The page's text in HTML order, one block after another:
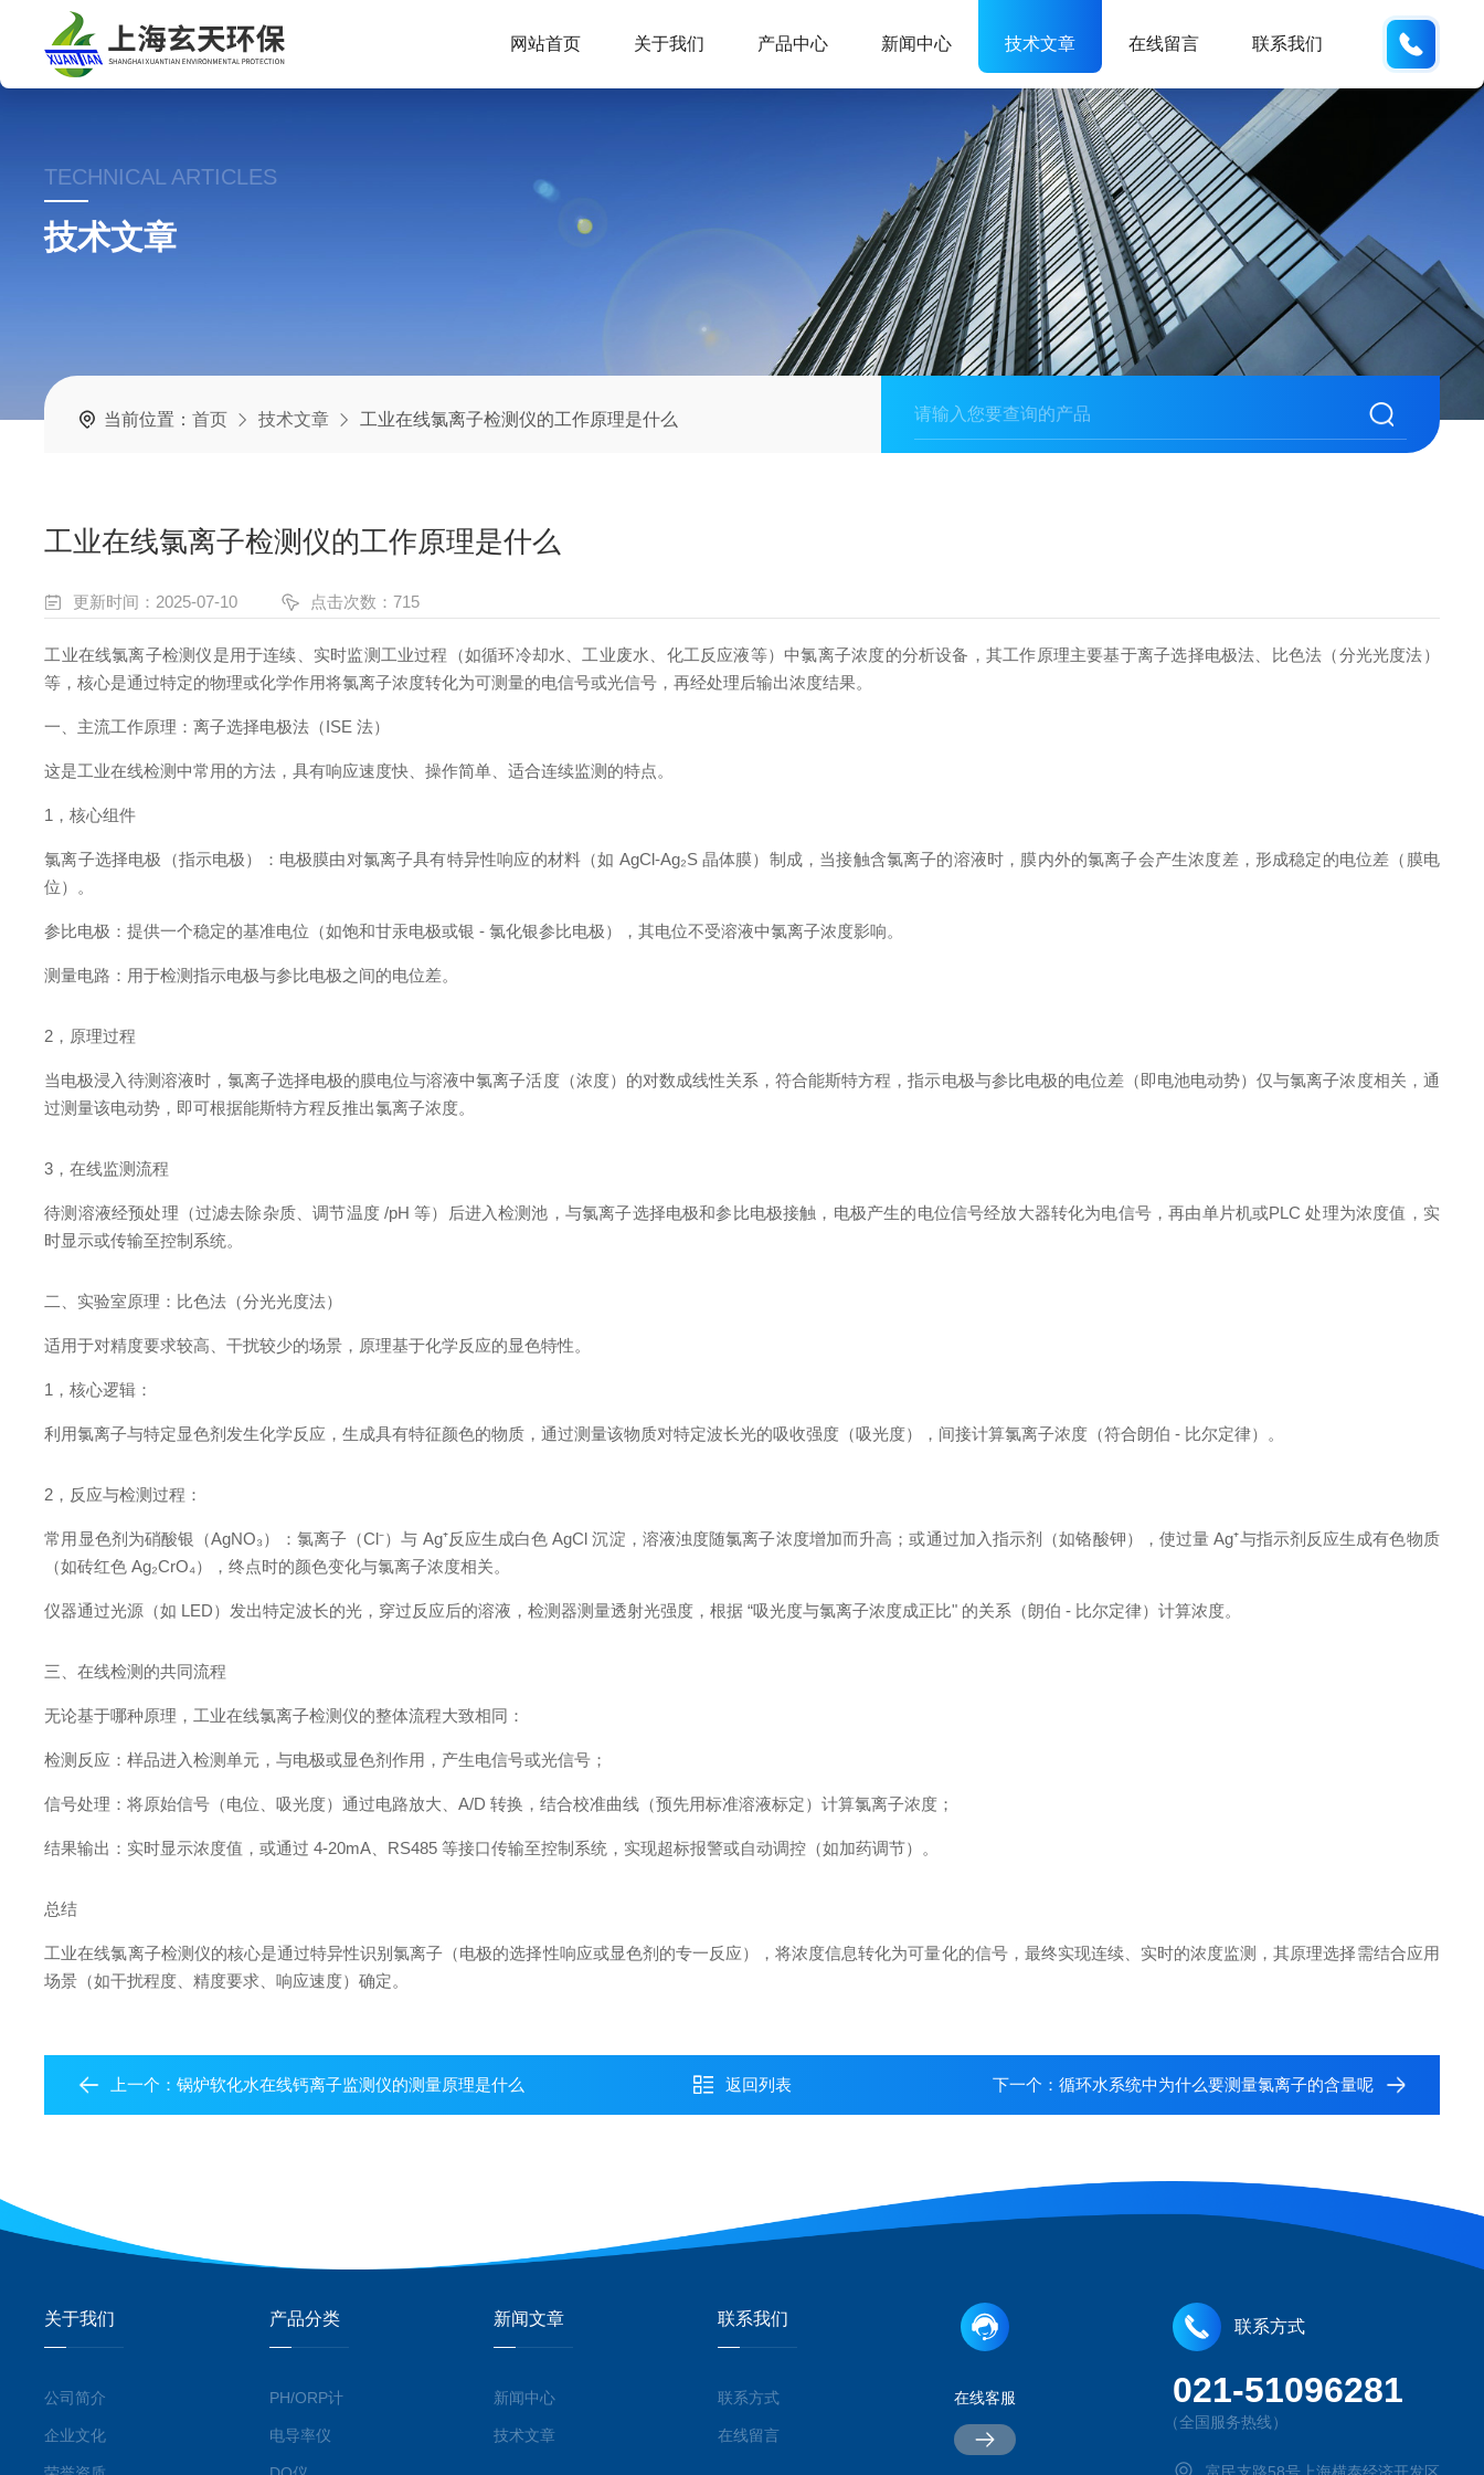
网站首页 关于我们 产品中心 新闻中心 技术文章 在线留言 联系我们
TECHNICAL ARTICLES
技术文章
当前位置：首页 技术文章 工业在线氯离子检测仪的工作原理是什么
工业在线氯离子检测仪的工作原理是什么
更新时间：2025-07-10 点击次数：715
工业在线氯离子检测仪是用于连续、实时监测工业过程（如循环冷却水、工业废水、化工反应液等）中氯离子浓度的分析设备，其工作原理主要基于离子选择电极法、比色法（分光光度法）
等，核心是通过特定的物理或化学作用将氯离子浓度转化为可测量的电信号或光信号，再经处理后输出浓度结果。
一、主流工作原理：离子选择电极法（ISE 法）
这是工业在线检测中常用的方法，具有响应速度快、操作简单、适合连续监测的特点。
1，核心组件
氯离子选择电极（指示电极）：电极膜由对氯离子具有特异性响应的材料（如 AgCl-Ag₂S 晶体膜）制成，当接触含氯离子的溶液时，膜内外的氯离子会产生浓度差，形成稳定的电位差（膜电
位）。
参比电极：提供一个稳定的基准电位（如饱和甘汞电极或银 - 氯化银参比电极），其电位不受溶液中氯离子浓度影响。
测量电路：用于检测指示电极与参比电极之间的电位差。
2，原理过程
当电极浸入待测溶液时，氯离子选择电极的膜电位与溶液中氯离子活度（浓度）的对数成线性关系，符合能斯特方程，指示电极与参比电极的电位差（即电池电动势）仅与氯离子浓度相关，通
过测量该电动势，即可根据能斯特方程反推出氯离子浓度。
3，在线监测流程
待测溶液经预处理（过滤去除杂质、调节温度 /pH 等）后进入检测池，与氯离子选择电极和参比电极接触，电极产生的电位信号经放大器转化为电信号，再由单片机或PLC 处理为浓度值，实
时显示或传输至控制系统。
二、实验室原理：比色法（分光光度法）
适用于对精度要求较高、干扰较少的场景，原理基于化学反应的显色特性。
1，核心逻辑：
利用氯离子与特定显色剂发生化学反应，生成具有特征颜色的物质，通过测量该物质对特定波长光的吸收强度（吸光度），间接计算氯离子浓度（符合朗伯 - 比尔定律）。
2，反应与检测过程：
常用显色剂为硝酸银（AgNO₃）：氯离子（Cl⁻）与 Ag⁺反应生成白色 AgCl 沉淀，溶液浊度随氯离子浓度增加而升高；或通过加入指示剂（如铬酸钾），使过量 Ag⁺与指示剂反应生成有色物质
（如砖红色 Ag₂CrO₄），终点时的颜色变化与氯离子浓度相关。
仪器通过光源（如 LED）发出特定波长的光，穿过反应后的溶液，检测器测量透射光强度，根据 “吸光度与氯离子浓度成正比" 的关系（朗伯 - 比尔定律）计算浓度。
三、在线检测的共同流程
无论基于哪种原理，工业在线氯离子检测仪的整体流程大致相同：
检测反应：样品进入检测单元，与电极或显色剂作用，产生电信号或光信号；
信号处理：将原始信号（电位、吸光度）通过电路放大、A/D 转换，结合校准曲线（预先用标准溶液标定）计算氯离子浓度；
结果输出：实时显示浓度值，或通过 4-20mA、RS485 等接口传输至控制系统，实现超标报警或自动调控（如加药调节）。
总结
工业在线氯离子检测仪的核心是通过特异性识别氯离子（电极的选择性响应或显色剂的专一反应），将浓度信息转化为可量化的信号，最终实现连续、实时的浓度监测，其原理选择需结合应用
场景（如干扰程度、精度要求、响应速度）确定。
上一个：锅炉软化水在线钙离子监测仪的测量原理是什么 返回列表 下一个： 循环水系统中为什么要测量氯离子的含量呢
关于我们
公司简介
企业文化
产品分类
PH/ORP计
电导率仪
新闻文章
新闻中心
技术文章
联系我们
联系方式
在线留言
在线客服
联系方式
021-51096281
（全国服务热线）